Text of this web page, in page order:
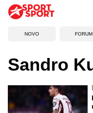
NOVO FORUM
Sandro